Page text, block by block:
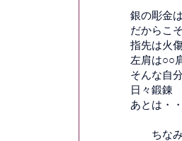
銀の彫金
だからこ
指先は火
左肩は○○
そんな自
日々鍛錬
あとは・
ちなみ